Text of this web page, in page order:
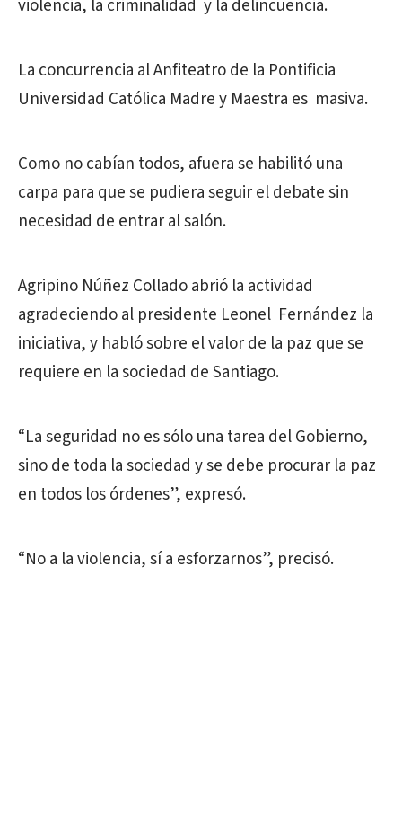
violencia, la criminalidad y la delincuencia.
La concurrencia al Anfiteatro de la Pontificia
Universidad Católica Madre y Maestra es masiva.
Como no cabían todos, afuera se habilitó una
carpa para que se pudiera seguir el debate sin
necesidad de entrar al salón.
Agripino Núñez Collado abrió la actividad
agradeciendo al presidente Leonel Fernández la
iniciativa, y habló sobre el valor de la paz que se
requiere en la sociedad de Santiago.
“La seguridad no es sólo una tarea del Gobierno,
sino de toda la sociedad y se debe procurar la paz
en todos los órdenes”, expresó.
“No a la violencia, sí a esforzarnos”, precisó.